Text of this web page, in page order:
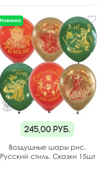
245,00 руб.
Воздушные шары рис.
Русский стиль. Сказки 15шт